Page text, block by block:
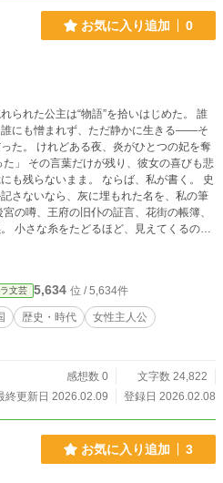
お気に入り追加 0
られた公主は“物語”を拾いはじめた。 誰
誰にも憎まれず、ただ静かに生きる――そ
とつの妃を奪
た」 その言葉だけが残り、彼女の喜びも悲
まま。 ならば、私が書く。 史
さないなら、灰に埋もれた名を、私の筆
小さな糸をたどるほど、見えてくるのは
なかった」人生と、燃え尽きても消えな
人々を、世界に残すための物語。
文芸 5,634 位 / 5,634件
歴史・時代
女性主人公
感想数 0
文字数 24,822
終更新日 2026.02.09
登録日 2026.02.08
お気に入り追加 3